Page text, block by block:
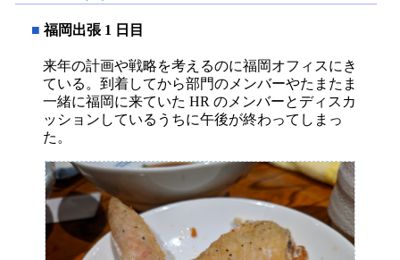
■ 福岡出張 1 日目
来年の計画や戦略を考えるのに福岡オフィスにき
ている。到着してから部門のメンバーやたまたま
一緒に福岡に来ていた HR のメンバーとディスカ
ッションしているうちに午後が終わってしまっ
た。